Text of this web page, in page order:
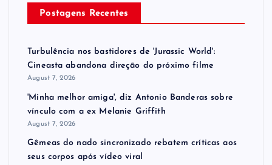
Postagens Recentes
Turbulência nos bastidores de 'Jurassic World':
Cineasta abandona direção do próximo filme
August 7, 2026
'Minha melhor amiga', diz Antonio Banderas sobre
vínculo com a ex Melanie Griffith
August 7, 2026
Gêmeas do nado sincronizado rebatem críticas ​a​os
seus corpos após vídeo viral